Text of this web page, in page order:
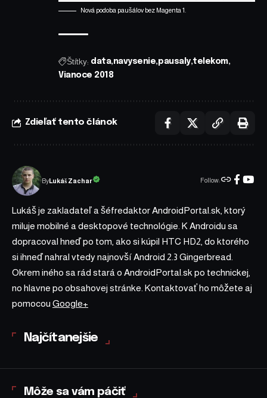
Nová podoba paušálov bez Magenta 1.
Štítky: data navysenie pausaly telekom
Vianoce 2018
Zdieľať tento článok
ByLukáš Zachar Follow:
Lukáš je zakladateľ a šéfredaktor AndroidPortal.sk, ktorý
miluje mobilné a desktopové technológie. K Androidu sa
dopracoval hneď po tom, ako si kúpil HTC HD2, do ktorého
si ihneď nahral vtedy najnovší Android 2.3 Gingerbread.
Okrem iného sa rád stará o AndroidPortal.sk po technickej,
no hlavne po obsahovej stránke. Kontaktovať ho môžete aj
pomocou Google+
Najčítanejšie
Môže sa vám páčiť